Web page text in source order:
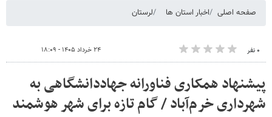
صفحه اصلی اخبار استان ها لرستان
۰ نفر ۲۴ خرداد ۱۴۰۵ - ۱۸:۰۹
پیشنهاد همکاری فناورانه جهاددانشگاهی به
شهرداری خرم‌آباد / گام تازه برای شهر هوشمند